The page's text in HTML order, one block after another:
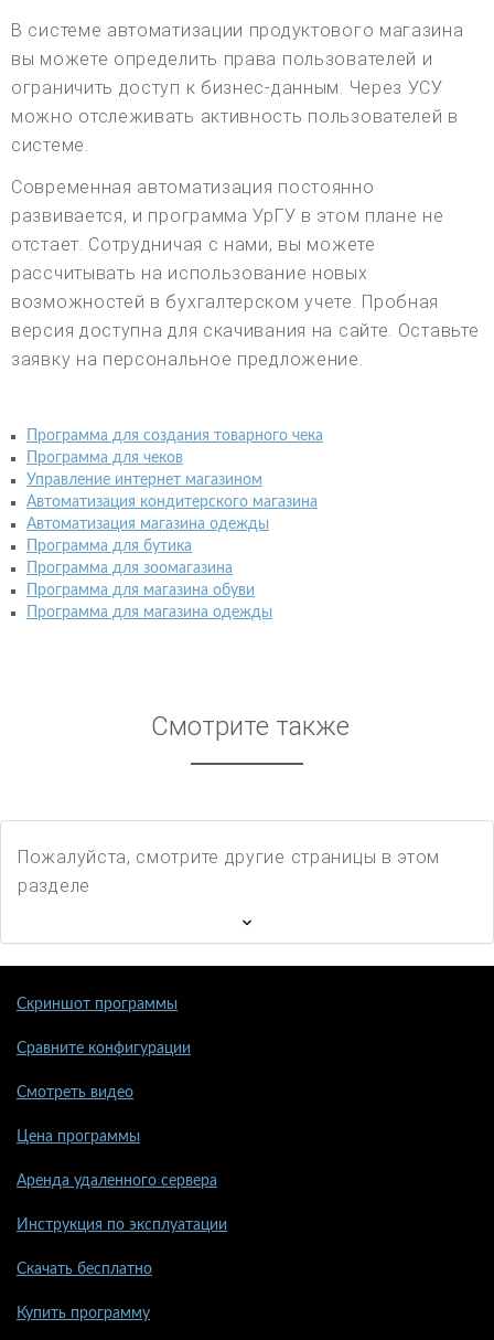
В системе автоматизации продуктового магазина
вы можете определить права пользователей и
ограничить доступ к бизнес-данным. Через УСУ
можно отслеживать активность пользователей в
системе.
Современная автоматизация постоянно
развивается, и программа УрГУ в этом плане не
отстает. Сотрудничая с нами, вы можете
рассчитывать на использование новых
возможностей в бухгалтерском учете. Пробная
версия доступна для скачивания на сайте. Оставьте
заявку на персональное предложение.
Программа для создания товарного чека
Программа для чеков
Управление интернет магазином
Автоматизация кондитерского магазина
Автоматизация магазина одежды
Программа для бутика
Программа для зоомагазина
Программа для магазина обуви
Программа для магазина одежды
Смотрите также
Пожалуйста, смотрите другие страницы в этом
разделе
Скриншот программы
Сравните конфигурации
Смотреть видео
Цена программы
Аренда удаленного сервера
Инструкция по эксплуатации
Скачать бесплатно
Купить программу